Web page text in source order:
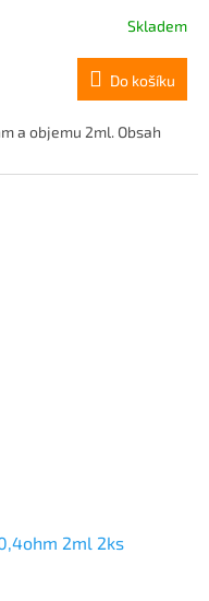
Skladem
Do košíku
a objemu 2ml. Obsah
2ml 2ks